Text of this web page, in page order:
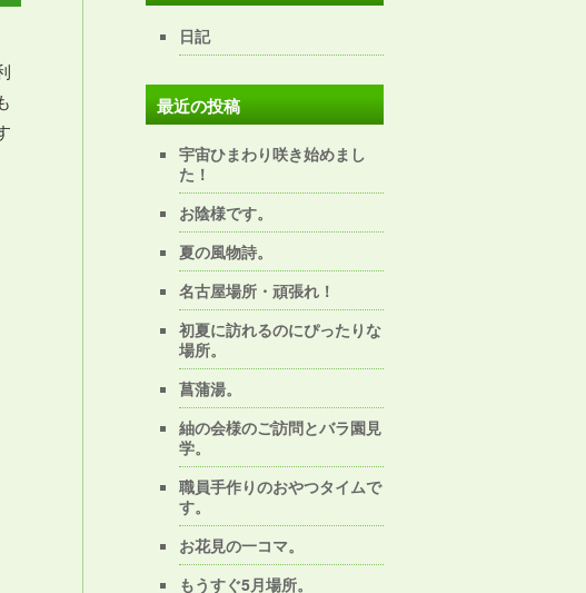
日記
最近の投稿
宇宙ひまわり咲き始めまし
た！
お陰様です。
夏の風物詩。
名古屋場所・頑張れ！
初夏に訪れるのにぴったりな
場所。
菖蒲湯。
紬の会様のご訪問とバラ園見
学。
職員手作りのおやつタイムで
す。
お花見の一コマ。
もうすぐ5月場所。